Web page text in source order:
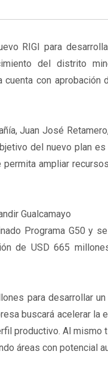
RIGI para
del distrito
con aprobación
Juan José
del nuevo plan
ampliar
Gualcamayo
Programa G50 y
de USD 665
para desarrollar
buscará acelerar la
productivo. Al
áreas con potencial